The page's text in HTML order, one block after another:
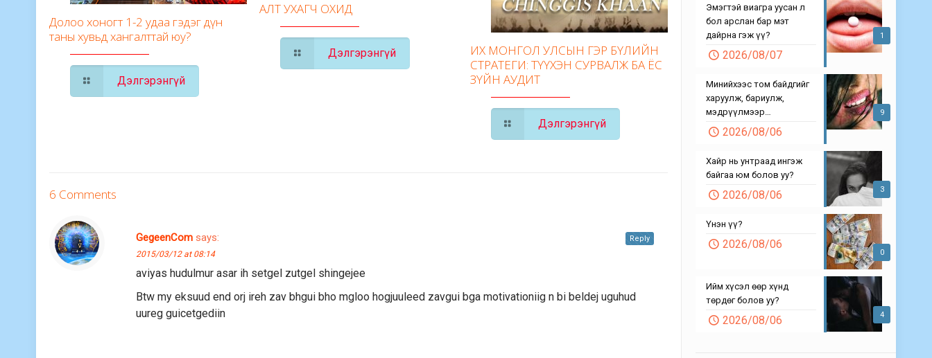
Долоо хоногт 1-2 удаа гэдэг дүн
таны хувьд хангалттай юу?
Дэлгэрэнгүй
АЛТ УХАГЧ ОХИД
Дэлгэрэнгүй
ИХ МОНГОЛ УЛСЫН ГЭР БҮЛИЙН
СТРАТЕГИ: ТҮҮХЭН СУРВАЛЖ БА ЁС
ЗҮЙН АУДИТ
Дэлгэрэнгүй
6 Comments
GegeenCom says:
2015/03/12 at 08:14
aviyas hudulmur asar ih setgel zutgel shingejee
Btw my eksuud end orj ireh zav bhgui bho mgloo hogjuuleed zavgui bga motivationiig n bi beldej uguhud
uureg guicetgediin
Reply
1
Эмэгтэй виагра уусан л
бол арслан бар мэт
дайрна гэж үү?
2026/08/07
9
Минийхээс том байдгийг
харуулж, бариулж,
мэдрүүлмээр…
2026/08/06
3
Хайр нь унтраад ингэж
байгаа юм болов уу?
2026/08/06
0
Үнэн үү?
2026/08/06
4
Ийм хүсэл өөр хүнд
төрдөг болов уу?
2026/08/06